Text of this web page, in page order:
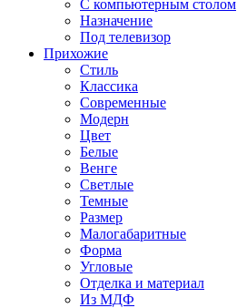
С компьютерным столом
Назначение
Под телевизор
Прихожие
Стиль
Классика
Современные
Модерн
Цвет
Белые
Венге
Светлые
Темные
Размер
Малогабаритные
Форма
Угловые
Отделка и материал
Из МДФ